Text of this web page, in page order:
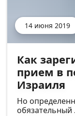
14 июня 2019
Как
прием в
Израиля
Но
обязательный